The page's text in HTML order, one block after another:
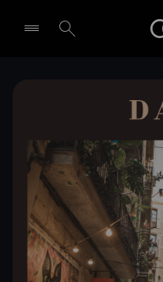
Välj återförsäljare